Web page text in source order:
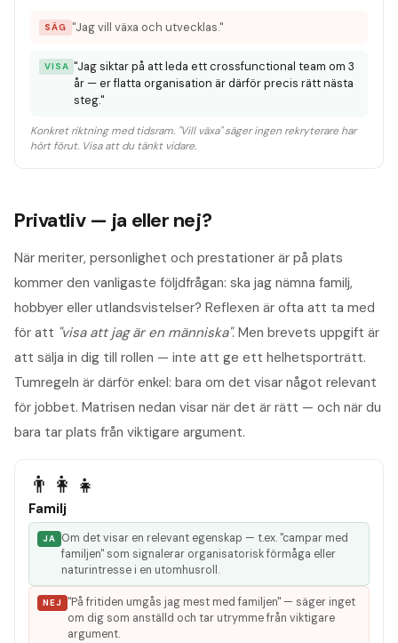
SÄG "Jag vill växa och utvecklas."
VISA "Jag siktar på att leda ett crossfunctional team om 3
år — er flatta organisation är därför precis rätt nästa
steg."
Konkret riktning med tidsram. "Vill växa" säger ingen rekryterare har
hört förut. Visa att du tänkt vidare.
Privatliv — ja eller nej?
När meriter, personlighet och prestationer är på plats
kommer den vanligaste följdfrågan: ska jag nämna familj,
hobbyer eller utlandsvistelser? Reflexen är ofta att ta med
för att "visa att jag är en människa". Men brevets uppgift är
att sälja in dig till rollen — inte att ge ett helhetsporträtt.
Tumregeln är därför enkel: bara om det visar något relevant
för jobbet. Matrisen nedan visar när det är rätt — och när du
bara tar plats från viktigare argument.
👨‍👩‍👧
Familj
JA
Om det visar en relevant egenskap — t.ex. "campar med
familjen" som signalerar organisatorisk förmåga eller
naturintresse i en utomhusroll.
NEJ
"På fritiden umgås jag mest med familjen" — säger inget
om dig som anställd och tar utrymme från viktigare
argument.